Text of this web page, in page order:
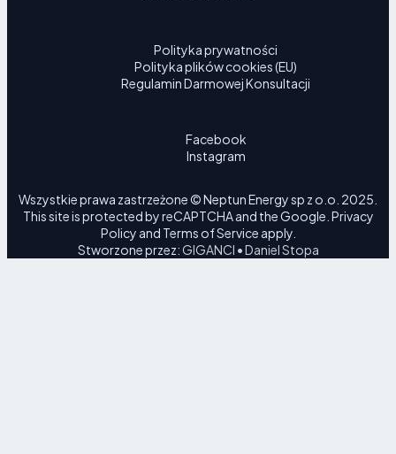
Polityka prywatności
Polityka plików cookies (EU)
Regulamin Darmowej Konsultacji
Facebook
Instagram
Wszystkie prawa zastrzeżone © Neptun Energy sp z o.o. 2025.
This site is protected by reCAPTCHA and the Google. Privacy
Policy and Terms of Service apply.
Stworzone przez:GIGANCI • Daniel Stopa